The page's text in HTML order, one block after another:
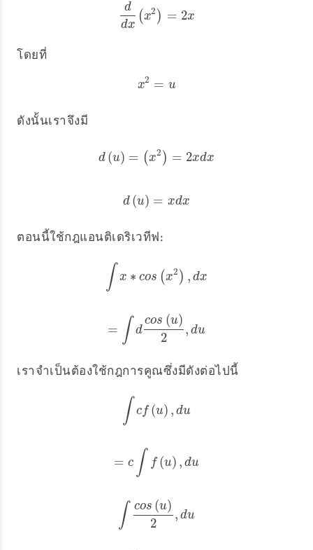
d
dx
(x2 ) = 2x
ddx(x2 =2 x
โดยที่
x2 = u
x 2=u
ดังนั้นเราจึงมี
d (u) = (x2 ) = 2xdx
d u)= (x2)= 2x dx
d (u) = xdx
d(u =x dx
ตอนนี้ใช้กฎแอนติเดริเวทีฟ:
∫ x ∗ cos (x2 ) , dx
∫x ∗cos x2),d x
= ∫ d
cos (u)
2
, du
=∫ dcos(u)2,du
เราจำเป็นต้องใช้กฎการคูณซึ่งมีดังต่อไปนี้
∫ cf (u) , du
∫cf(u),du
= c ∫ f (u) , du
= c∫ (u),du
∫ cos (u)
2
, du
cos(u)2,du